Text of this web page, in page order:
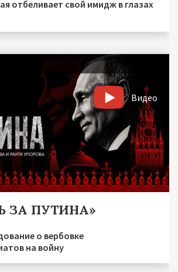
отбеливает свой имидж в глазах
Видео
ЗА ПУТИНА»
о вербовке
на войну